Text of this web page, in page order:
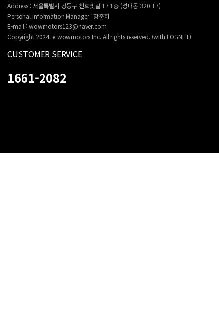
Address : 서울특별시 강동구 천호옛길 17 1층 (성내동 320-17)
Personal information Manager : 황준하
E-mail : wowmotors123@naver.com
Copyright 2024. e-wowmotors Inc. All rights reserved. (with LOGNET)
CUSTOMER SERVICE
1661-2082